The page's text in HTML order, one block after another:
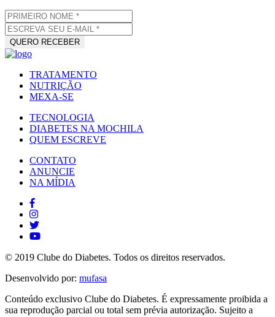
TRATAMENTO
NUTRIÇÃO
MEXA-SE
TECNOLOGIA
DIABETES NA MOCHILA
QUEM ESCREVE
CONTATO
ANUNCIE
NA MÍDIA
© 2019 Clube do Diabetes. Todos os direitos reservados.
Desenvolvido por: mufasa
Conteúdo exclusivo Clube do Diabetes. É expressamente proibida a
sua reprodução parcial ou total sem prévia autorização. Sujeito a